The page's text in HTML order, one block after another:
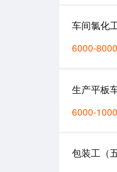
车间氯化
6000-
生产平板
6000-
包装工（